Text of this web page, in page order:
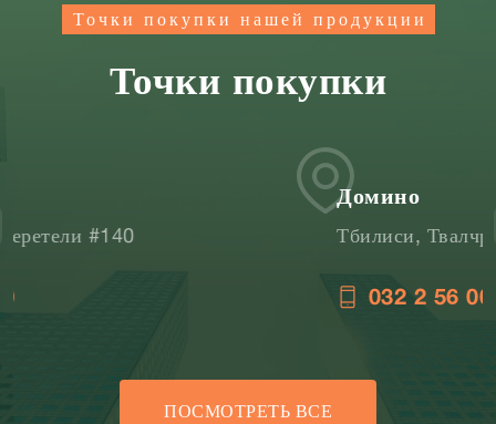
Точки покупки нашей продукции
Точки покупки
Тбилиси, Твалчрелидзе 2
ПОСМОТРЕТЬ ВСЕ